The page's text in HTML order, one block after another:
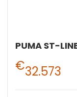
€32.573